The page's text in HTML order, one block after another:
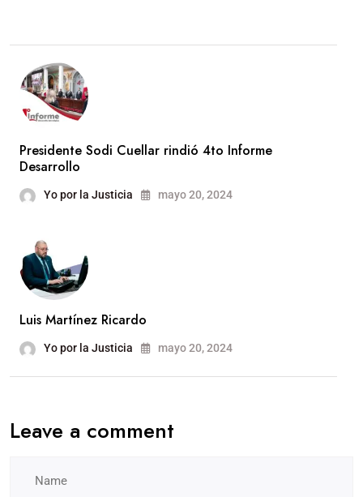
Presidente Sodi Cuellar rindió 4to Informe
Desarrollo
Yo por la Justicia mayo 20, 2024
Luis Martínez Ricardo
Yo por la Justicia mayo 20, 2024
Leave a comment